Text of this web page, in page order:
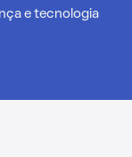
e tecnologia